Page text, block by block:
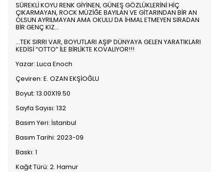
SÜREKLİ KOYU RENK GİYİNEN, GÜNEŞ GÖZLÜKLERİNİ HİÇ
ÇIKARMAYAN, ROCK MÜZİĞE BAYILAN VE GİTARINDAN BİR AN
OLSUN AYRILMAYAN AMA OKULU DA İHMAL ETMEYEN SIRADAN
BİR GENÇ KIZ...
...TEK SIRRI VAR, BOYUTLARI AŞIP DÜNYAYA GELEN YARATIKLARI
KEDİSİ “OTTO” İLE BİRLİKTE KOVALIYOR!!!
Yazar: Luca Enoch
Çeviren: E. OZAN EKŞİOĞLU
Boyut: 13.00X19.50
Sayfa Sayısı: 132
Basım Yeri: İstanbul
Basım Tarihi: 2023-09
Baskı: 1
Kağıt Türü: 2. Hamur